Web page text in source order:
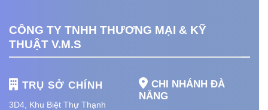
CÔNG TY TNHH THƯƠNG MẠI & KỸ
THUẬT V.M.S
TRỤ SỞ CHÍNH
3D4, Khu Biệt Thự Thạnh
CHI NHÁNH ĐÀ
NẴNG